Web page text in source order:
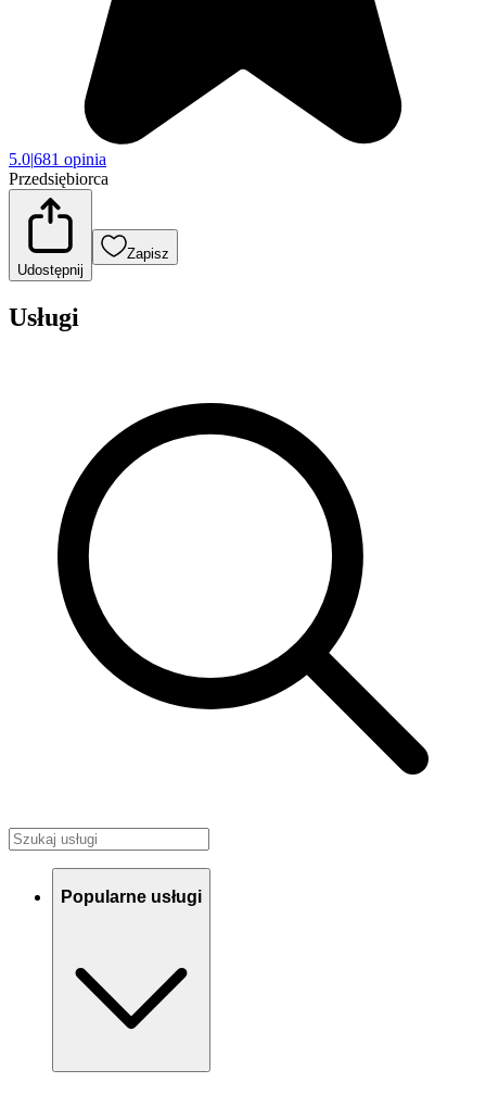
5.0|681 opinia
Przedsiębiorca
Udostępnij
Zapisz
Usługi
Popularne usługi